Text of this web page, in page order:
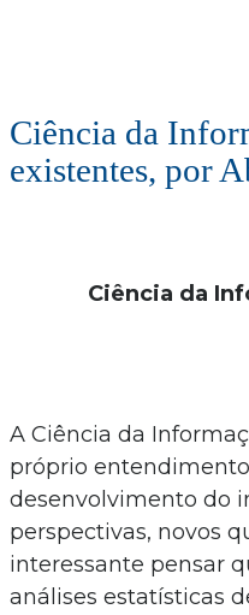
Ciência da
existentes, por
Ciência da
A Ciência da
próprio
desenvolvimento do
perspectivas, novos
interessante pensar
análises estatísticas